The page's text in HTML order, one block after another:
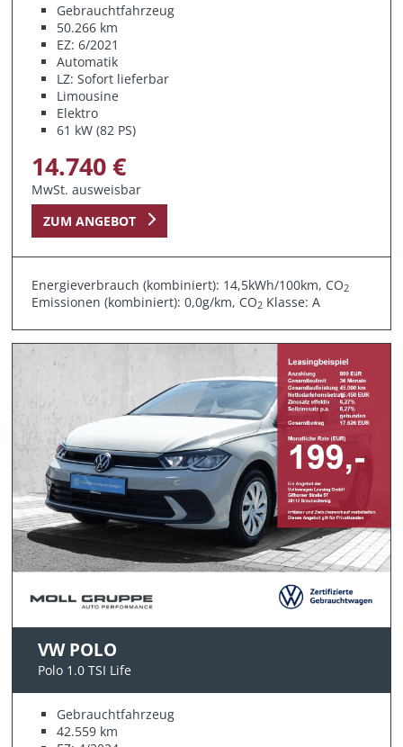
Gebrauchtfahrzeug
50.266 km
EZ: 6/2021
Automatik
LZ: Sofort lieferbar
Limousine
Elektro
61 kW (82 PS)
14.740 €
MwSt. ausweisbar
ZUM ANGEBOT
Energieverbrauch (kombiniert): 14,5kWh/100km, CO2
Emissionen (kombiniert): 0,0g/km, CO2 Klasse: A
VW POLO
Polo 1.0 TSI Life
Gebrauchtfahrzeug
42.559 km